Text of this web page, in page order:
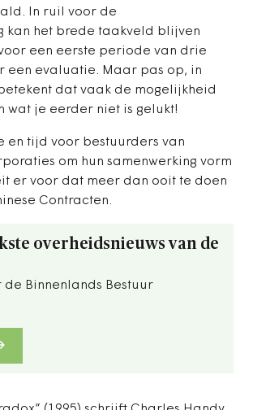
In ruil voor de
kan het brede taakveld blijven
een eerste periode van drie
een evaluatie. Maar pas op, in
dat vaak de mogelijkheid
wat je eerder niet is gelukt!
en tijd voor bestuurders van
om hun samenwerking vorm
er voor dat meer dan ooit te doen
Contracten.
overheidsnieuws van de
Binnenlands Bestuur